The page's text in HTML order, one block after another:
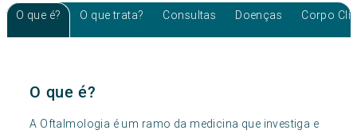
O que é? O que trata? Consultas Doenças Corpo
O que é?
A Oftalmologia é um ramo da medicina que investiga e